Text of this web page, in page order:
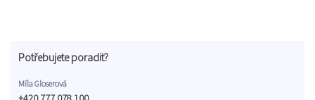
Potřebujete poradit?
Míla Gloserová